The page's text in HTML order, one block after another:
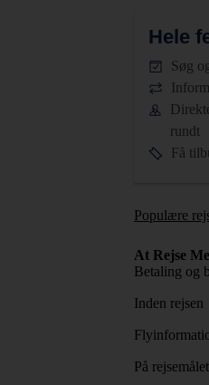
Hele
Søg
rundt
Få
Populære
At Rejse
Betaling og
Inden rejsen
På rejsemålet